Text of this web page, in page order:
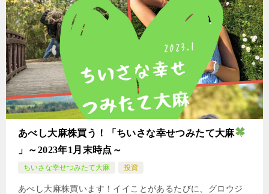
あべし大麻株買う！「ちいさな幸せつみたて大麻
」～2023年1月末時点～
ちいさな幸せつみたて大麻 投資
あべし大麻株買います！イイことがあるたびに、グロウジ